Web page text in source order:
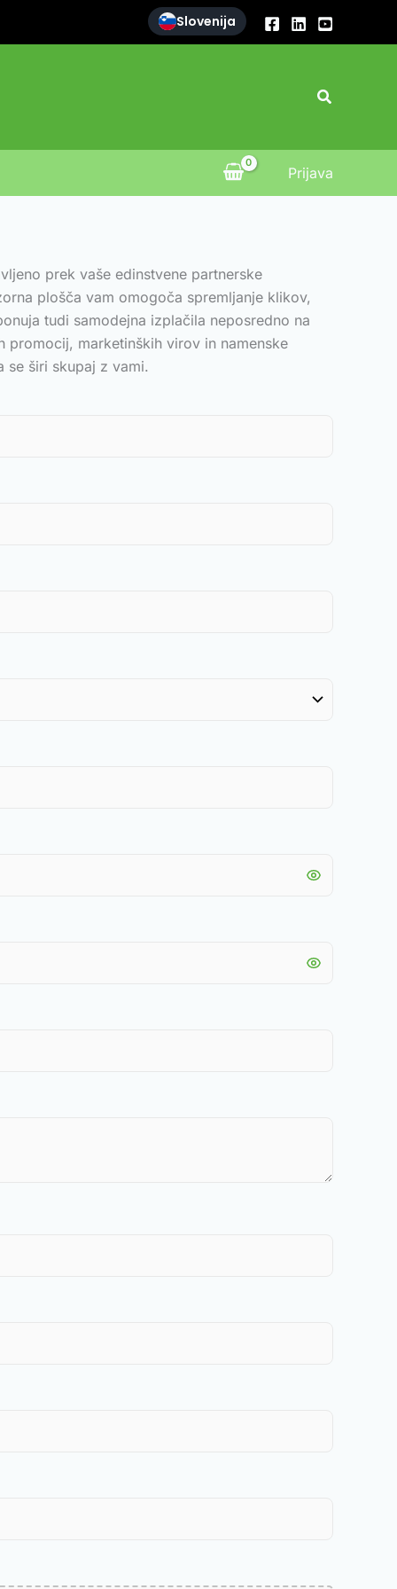
Slovenija
Search
Prijava
prek vaše edinstvene partnerske
plošča vam omogoča spremljanje klikov,
tudi samodejna izplačila neposredno na
marketinških virov in namenske
se širi skupaj z vami.